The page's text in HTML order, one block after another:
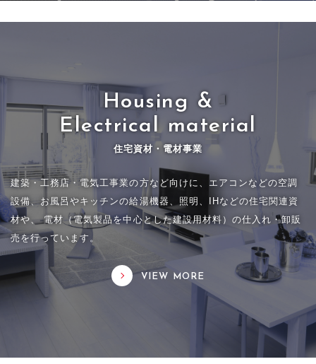
Housing &
Electrical material
住宅資材・電材事業
建築・工務店・電気工事業の方など向けに、エアコンなどの空調
設備、お風呂やキッチンの給湯機器、照明、IHなどの住宅関連資
材や、 電材（電気製品を中心とした建設用材料）の仕入れ・卸販
売を行っています。
VIEW MORE